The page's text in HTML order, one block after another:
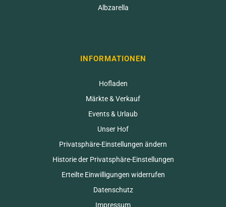
Albzarella
INFORMATIONEN
Hofladen
Märkte & Verkauf
Events & Urlaub
Unser Hof
Privatsphäre-Einstellungen ändern
Historie der Privatsphäre-Einstellungen
Erteilte Einwilligungen widerrufen
Datenschutz
Impressum